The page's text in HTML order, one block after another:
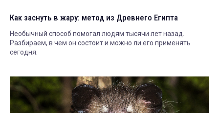
Как заснуть в жару: метод из Древнего Египта
Необычный способ помогал людям тысячи лет назад.
Разбираем, в чем он состоит и можно ли его применять
сегодня.